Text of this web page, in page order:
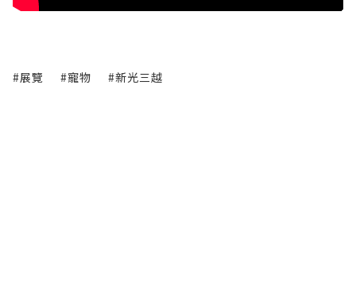
#展覽 #寵物 #新光三越